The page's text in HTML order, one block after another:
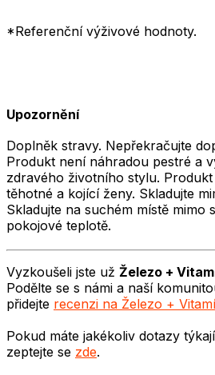
*Referenční výživové hodnoty.
Upozornění
Doplněk stravy. Nepřekračujte
Produkt není náhradou pestré a
zdravého životního stylu.
těhotné a kojící ženy. Skladujte
Skladujte na suchém místě mimo
pokojové teplotě.
Vyzkoušeli jste už Železo +
Podělte se s námi a naší
přidejte recenzi na Železo +
Pokud máte jakékoliv dotazy
zeptejte se zde.